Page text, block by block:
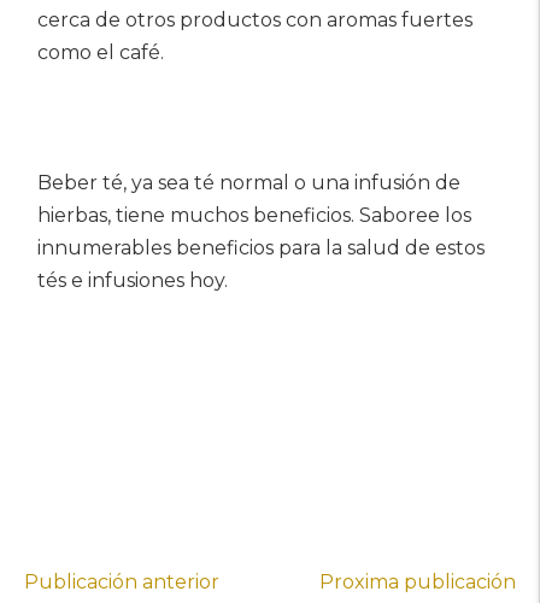
cerca de otros productos con aromas fuertes
como el café.
Beber té, ya sea té normal o una infusión de
hierbas, tiene muchos beneficios. Saboree los
innumerables beneficios para la salud de estos
tés e infusiones hoy.
Publicación anterior Proxima publicación